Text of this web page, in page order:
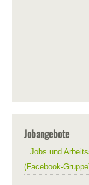
Jobangebote
Jobs und
(Facebook-